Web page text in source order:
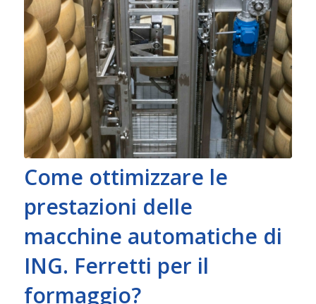
Come ottimizzare le
prestazioni delle
macchine automatiche di
ING. Ferretti per il
formaggio?